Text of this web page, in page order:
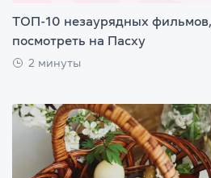
ТОП-10 незаурядных
посмотреть на Пасху
2 минуты